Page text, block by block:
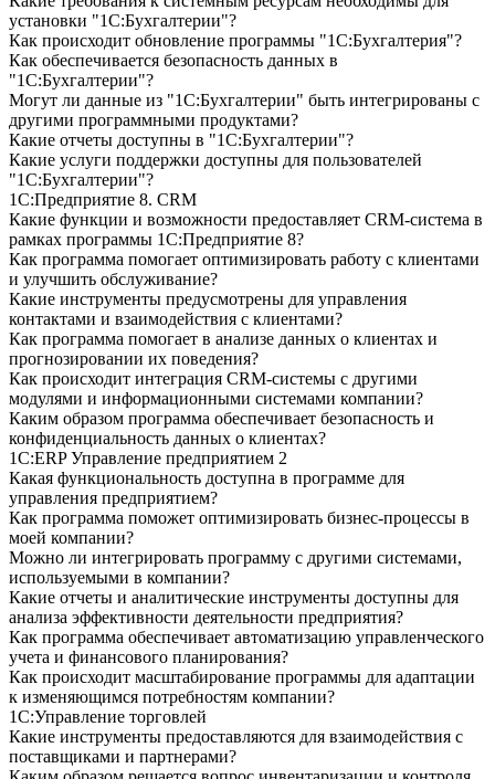
установки "1С:Бухгалтерии"?
Как происходит обновление программы "1С:Бухгалтерия"?
Как обеспечивается безопасность данных в
"1С:Бухгалтерии"?
Могут ли данные из "1С:Бухгалтерии" быть интегрированы с
другими программными продуктами?
Какие отчеты доступны в "1С:Бухгалтерии"?
Какие услуги поддержки доступны для пользователей
"1С:Бухгалтерии"?
1С:Предприятие 8. CRM
Какие функции и возможности предоставляет CRM-система в
рамках программы 1С:Предприятие 8?
Как программа помогает оптимизировать работу с клиентами
и улучшить обслуживание?
Какие инструменты предусмотрены для управления
контактами и взаимодействия с клиентами?
Как программа помогает в анализе данных о клиентах и
прогнозировании их поведения?
Как происходит интеграция CRM-системы с другими
модулями и информационными системами компании?
Каким образом программа обеспечивает безопасность и
конфиденциальность данных о клиентах?
1С:ERP Управление предприятием 2
Какая функциональность доступна в программе для
управления предприятием?
Как программа поможет оптимизировать бизнес-процессы в
моей компании?
Можно ли интегрировать программу с другими системами,
используемыми в компании?
Какие отчеты и аналитические инструменты доступны для
анализа эффективности деятельности предприятия?
Как программа обеспечивает автоматизацию управленческого
учета и финансового планирования?
Как происходит масштабирование программы для адаптации
к изменяющимся потребностям компании?
1С:Управление торговлей
Какие инструменты предоставляются для взаимодействия с
поставщиками и партнерами?